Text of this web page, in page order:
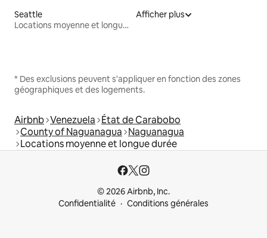
Seattle
Locations moyenne et longue durée
Afficher plus
* Des exclusions peuvent s'appliquer en fonction des zones
géographiques et des logements.
Airbnb Venezuela État de Carabobo
County of Naguanagua Naguanagua
Locations moyenne et longue durée
© 2026 Airbnb, Inc.
Confidentialité
Conditions générales